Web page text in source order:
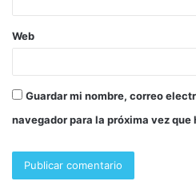
Web
Guardar mi nombre, correo
navegador para la próxima vez que